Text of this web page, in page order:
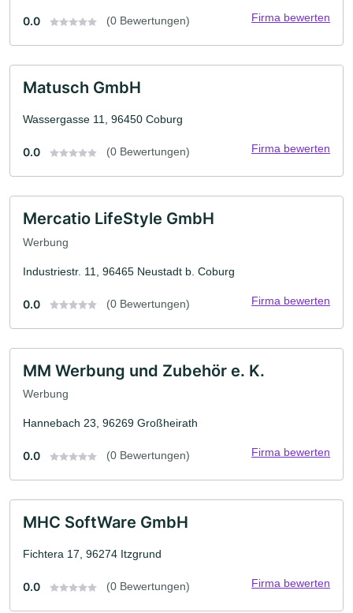
0.0 (0 Bewertungen) Firma bewerten
Matusch GmbH
Wassergasse 11, 96450 Coburg
0.0 (0 Bewertungen) Firma bewerten
Mercatio LifeStyle GmbH
Werbung
Industriestr. 11, 96465 Neustadt b. Coburg
0.0 (0 Bewertungen) Firma bewerten
MM Werbung und Zubehör e. K.
Werbung
Hannebach 23, 96269 Großheirath
0.0 (0 Bewertungen) Firma bewerten
MHC SoftWare GmbH
Fichtera 17, 96274 Itzgrund
0.0 (0 Bewertungen) Firma bewerten